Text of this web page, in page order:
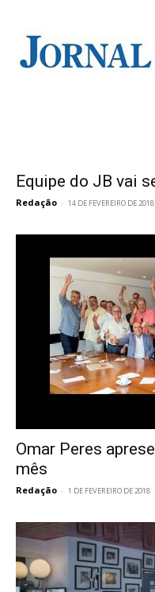
Equipe do JB vai
Redação - 14 DE FEVEREIRO DE 2018
Omar Peres
mês
Redação - 1 DE FEVEREIRO DE 2018